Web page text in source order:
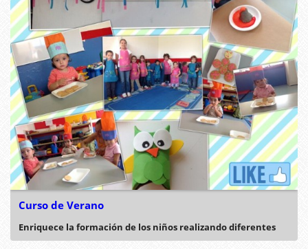
Curso de Verano
Enriquece la formación de los niños realizando diferentes